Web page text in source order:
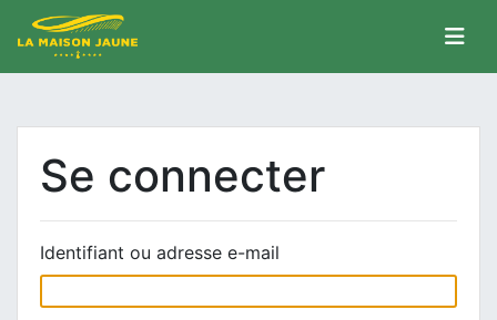
Se connecter
Identifiant ou adresse e-mail